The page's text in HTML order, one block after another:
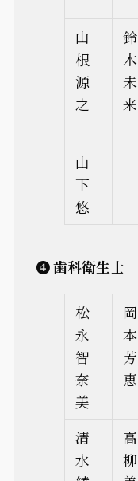
山
根
源
之
鈴
木
未
来
山
下
悠
❹ 歯科衛生士
松
永
智
奈
美
岡
本
芳
恵
清
水
高
柳